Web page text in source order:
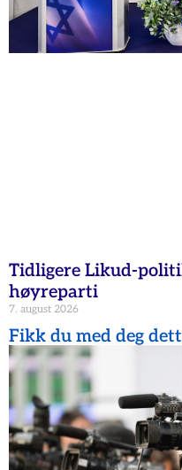
Tidligere Likud-
høyreparti
7. august 2026
Fikk du med deg